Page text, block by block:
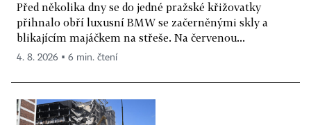
Před několika dny se do jedné pražské křižovatky
přihnalo obří luxusní BMW se začerněnými skly a
blikajícím majáčkem na střeše. Na červenou...
4. 8. 2026 ▪ 6 min. čtení